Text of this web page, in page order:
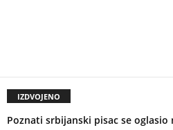
IZDVOJENO
Poznati srbijanski pisac se oglasio